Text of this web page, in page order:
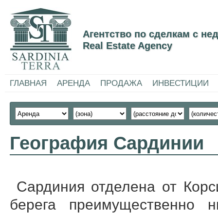
Агентство по сделкам с
Real Estate Agency
ГЛАВНАЯ АРЕНДА ПРОДАЖА ИНВЕСТИЦИИ
География Сардинии
Сардиния отделена от
берега преимущественно